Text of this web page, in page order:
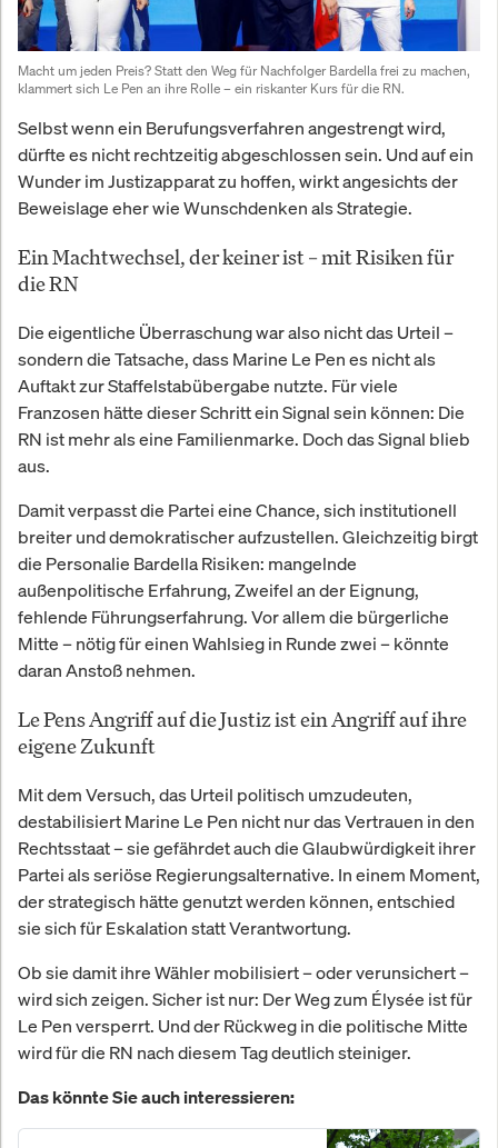
Macht um jeden Preis? Statt den Weg für Nachfolger Bardella frei zu machen,
klammert sich Le Pen an ihre Rolle – ein riskanter Kurs für die RN.
Selbst wenn ein Berufungsverfahren angestrengt wird,
dürfte es nicht rechtzeitig abgeschlossen sein. Und auf ein
Wunder im Justizapparat zu hoffen, wirkt angesichts der
Beweislage eher wie Wunschdenken als Strategie.
Ein Machtwechsel, der keiner ist – mit Risiken für
die RN
Die eigentliche Überraschung war also nicht das Urteil –
sondern die Tatsache, dass Marine Le Pen es nicht als
Auftakt zur Staffelstabübergabe nutzte. Für viele
Franzosen hätte dieser Schritt ein Signal sein können: Die
RN ist mehr als eine Familienmarke. Doch das Signal blieb
aus.
Damit verpasst die Partei eine Chance, sich institutionell
breiter und demokratischer aufzustellen. Gleichzeitig birgt
die Personalie Bardella Risiken: mangelnde
außenpolitische Erfahrung, Zweifel an der Eignung,
fehlende Führungserfahrung. Vor allem die bürgerliche
Mitte – nötig für einen Wahlsieg in Runde zwei – könnte
daran Anstoß nehmen.
Le Pens Angriff auf die Justiz ist ein Angriff auf ihre
eigene Zukunft
Mit dem Versuch, das Urteil politisch umzudeuten,
destabilisiert Marine Le Pen nicht nur das Vertrauen in den
Rechtsstaat – sie gefährdet auch die Glaubwürdigkeit ihrer
Partei als seriöse Regierungsalternative. In einem Moment,
der strategisch hätte genutzt werden können, entschied
sie sich für Eskalation statt Verantwortung.
Ob sie damit ihre Wähler mobilisiert – oder verunsichert –
wird sich zeigen. Sicher ist nur: Der Weg zum Élysée ist für
Le Pen versperrt. Und der Rückweg in die politische Mitte
wird für die RN nach diesem Tag deutlich steiniger.
Das könnte Sie auch interessieren: